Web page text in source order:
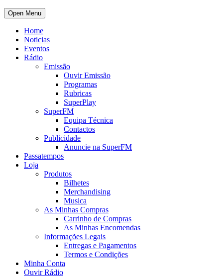
Open Menu
Home
Noticias
Eventos
Rádio
Emissão
Ouvir Emissão
Programas
Rubricas
SuperPlay
SuperFM
Equipa Técnica
Contactos
Publicidade
Anuncie na SuperFM
Passatempos
Loja
Produtos
Bilhetes
Merchandising
Musica
As Minhas Compras
Carrinho de Compras
As Minhas Encomendas
Informações Legais
Entregas e Pagamentos
Termos e Condições
Minha Conta
Ouvir Rádio